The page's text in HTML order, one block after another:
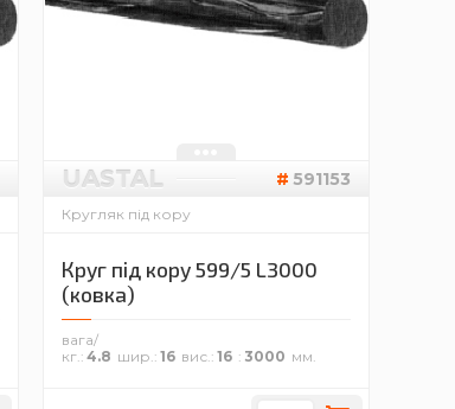
UASTAL 591153
Кругляк під кору
Круг під кору 599/5 L3000
(ковка)
вага/
кг. 4.8 шир. 16 вис. 16 3000